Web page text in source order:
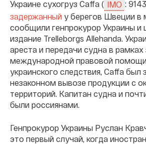
Украине сухогруз Caffa ( IMO :
задержанный у берегов Швеции в
сообщили генпрокурор Украины и
издание Trelleborgs Allehanda.
ареста и передачи судна в рамках
международной правовой
украинского следствия, Caffa был
незаконном вывозе продукции с
территорий. Капитан судна и
были россиянами.
Генпрокурор Украины Руслан
это первый случай, когда